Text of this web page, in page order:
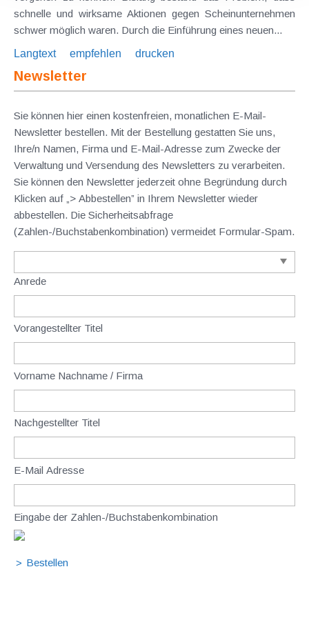
schnelle und wirksame Aktionen gegen Scheinunternehmen
schwer möglich waren. Durch die Einführung eines neuen...
Langtext
empfehlen drucken
Newsletter
Sie können hier einen kostenfreien, monatlichen E-Mail-
Newsletter bestellen. Mit der Bestellung gestatten Sie uns,
Ihre/n Namen, Firma und E-Mail-Adresse zum Zwecke der
Verwaltung und Versendung des Newsletters zu verarbeiten.
Sie können den Newsletter jederzeit ohne Begründung durch
Klicken auf „> Abbestellen” in Ihrem Newsletter wieder
abbestellen. Die Sicherheitsabfrage
(Zahlen-/Buchstabenkombination) vermeidet Formular-Spam.
Anrede
Vorangestellter Titel
Vorname Nachname / Firma
Nachgestellter Titel
E-Mail Adresse
Eingabe der Zahlen-/Buchstabenkombination